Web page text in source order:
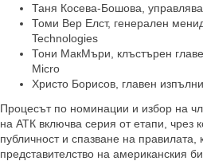
Таня Косева-Бошова,
Томи Вер Елст, генерален
Technologies
Тони МакМъри, клъстърен
Micro
Христо Борисов, главен
Процесът по номинации и избор на
на АТК включва серия от етапи, чрез
публичност и спазване на правилата,
представителство на американския